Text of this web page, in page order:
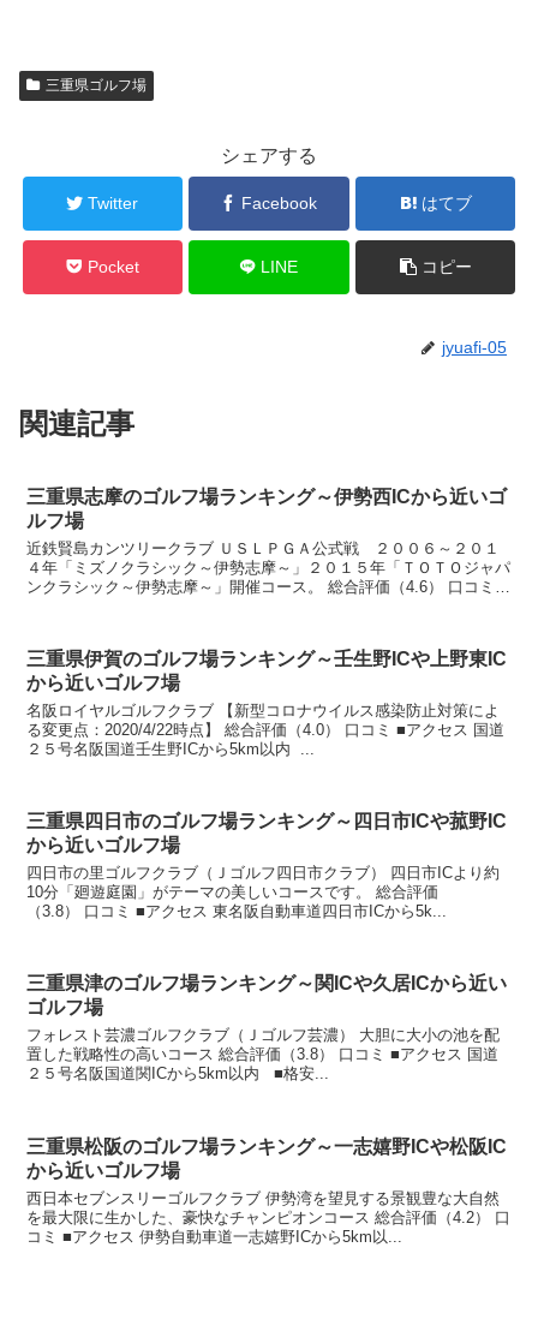
三重県ゴルフ場
シェアする
Twitter Facebook はてブ
Pocket LINE コピー
jyuafi-05
関連記事
三重県志摩のゴルフ場ランキング～伊勢西ICから近いゴ
ルフ場
近鉄賢島カンツリークラブ ＵＳＬＰＧＡ公式戦 ２００６～２０１
４年「ミズノクラシック～伊勢志摩～」２０１５年「ＴＯＴＯジャパ
ンクラシック～伊勢志摩～」開催コース。 総合評価（4.6） 口コミ
三重県伊賀のゴルフ場ランキング～壬生野ICや上野東IC
から近いゴルフ場
名阪ロイヤルゴルフクラブ 【新型コロナウイルス感染防止対策によ
る変更点：2020/4/22時点】 総合評価（4.0） 口コミ ■アクセス 国道
２５号名阪国道壬生野ICから5km以内 ...
三重県四日市のゴルフ場ランキング～四日市ICや菰野IC
から近いゴルフ場
四日市の里ゴルフクラブ（Ｊゴルフ四日市クラブ） 四日市ICより約
10分「廻遊庭園」がテーマの美しいコースです。 総合評価
（3.8） 口コミ ■アクセス 東名阪自動車道四日市ICから5k...
三重県津のゴルフ場ランキング～関ICや久居ICから近い
ゴルフ場
フォレスト芸濃ゴルフクラブ（Ｊゴルフ芸濃） 大胆に大小の池を配
置した戦略性の高いコース 総合評価（3.8） 口コミ ■アクセス 国道
２５号名阪国道関ICから5km以内 ■格安...
三重県松阪のゴルフ場ランキング～一志嬉野ICや松阪IC
から近いゴルフ場
西日本セブンスリーゴルフクラブ 伊勢湾を望見する景観豊な大自然
を最大限に生かした、豪快なチャンピオンコース 総合評価（4.2） 口
コミ ■アクセス 伊勢自動車道一志嬉野ICから5km以...